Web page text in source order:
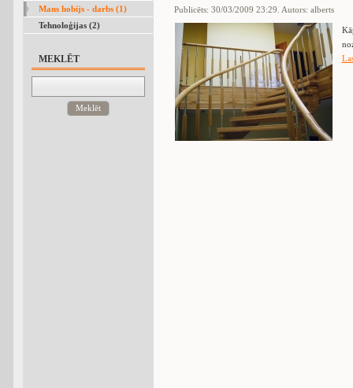
Mans hobijs - darbs (1)
Tehnoloģijas (2)
MEKLĒT
Meklēt
Publicēts: 30/03/2009 23:29. Autors: alberts